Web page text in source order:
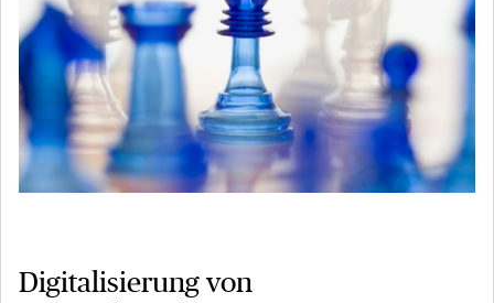
Digitalisierung von